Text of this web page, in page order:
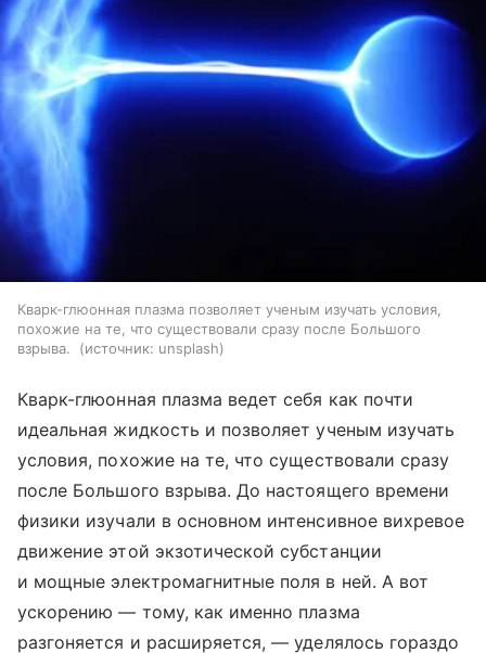
Кварк-глюонная плазма позволяет ученым изучать условия,
похожие на те, что существовали сразу после Большого
взрыва.
источник: unsplash
Кварк-глюонная плазма ведет себя как почти
идеальная жидкость и позволяет ученым изучать
условия, похожие на те, что существовали сразу
после Большого взрыва. До настоящего времени
физики изучали в основном интенсивное вихревое
движение этой экзотической субстанции
и мощные электромагнитные поля в ней. А вот
ускорению — тому, как именно плазма
разгоняется и расширяется, — уделялось гораздо